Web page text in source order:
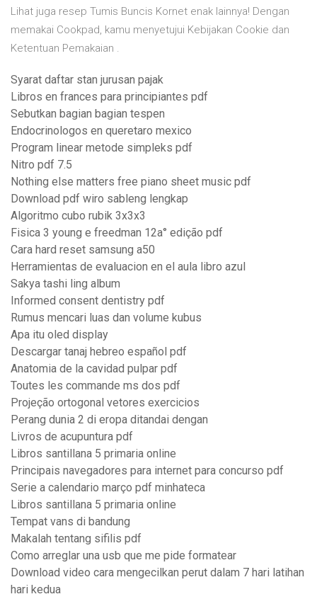
Lihat juga resep Tumis Buncis Kornet enak lainnya! Dengan
memakai Cookpad, kamu menyetujui Kebijakan Cookie dan
Ketentuan Pemakaian .
Syarat daftar stan jurusan pajak
Libros en frances para principiantes pdf
Sebutkan bagian bagian tespen
Endocrinologos en queretaro mexico
Program linear metode simpleks pdf
Nitro pdf 7.5
Nothing else matters free piano sheet music pdf
Download pdf wiro sableng lengkap
Algoritmo cubo rubik 3x3x3
Fisica 3 young e freedman 12a° edição pdf
Cara hard reset samsung a50
Herramientas de evaluacion en el aula libro azul
Sakya tashi ling album
Informed consent dentistry pdf
Rumus mencari luas dan volume kubus
Apa itu oled display
Descargar tanaj hebreo español pdf
Anatomia de la cavidad pulpar pdf
Toutes les commande ms dos pdf
Projeção ortogonal vetores exercicios
Perang dunia 2 di eropa ditandai dengan
Livros de acupuntura pdf
Libros santillana 5 primaria online
Principais navegadores para internet para concurso pdf
Serie a calendario março pdf minhateca
Libros santillana 5 primaria online
Tempat vans di bandung
Makalah tentang sifilis pdf
Como arreglar una usb que me pide formatear
Download video cara mengecilkan perut dalam 7 hari latihan
hari kedua